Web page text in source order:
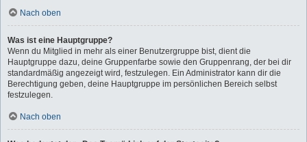
Nach oben
Was ist eine Hauptgruppe?
Wenn du Mitglied in mehr als einer Benutzergruppe bist, dient die
Hauptgruppe dazu, deine Gruppenfarbe sowie den Gruppenrang, der bei dir
standardmäßig angezeigt wird, festzulegen. Ein Administrator kann dir die
Berechtigung geben, deine Hauptgruppe im persönlichen Bereich selbst
festzulegen.
Nach oben